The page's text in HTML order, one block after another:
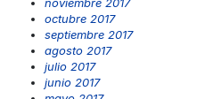
octubre 2017
septiembre 2017
agosto 2017
julio 2017
junio 2017